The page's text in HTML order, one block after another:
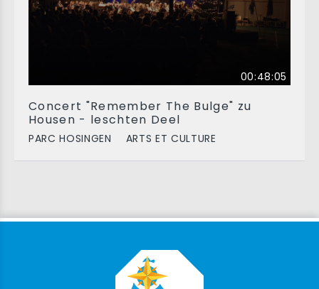
00:48:05
Concert "Remember The Bulge" zu
Housen - leschten Deel
PARC HOSINGEN ARTS ET CULTURE